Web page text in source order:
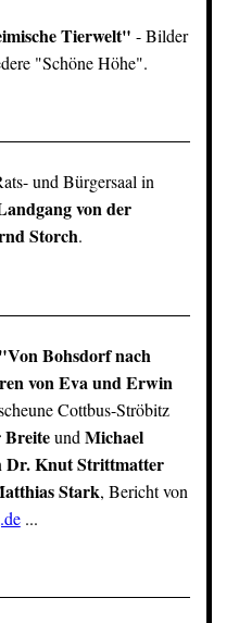
Tierwelt" - Bilder
"Schöne Höhe".
und Bürgersaal in
von der
Storch.
"Von Bohsdorf nach
von Eva und Erwin
Cottbus-Ströbitz
Breiteund Michael
Dr. Knut Strittmatter
Stark, Bericht von
...